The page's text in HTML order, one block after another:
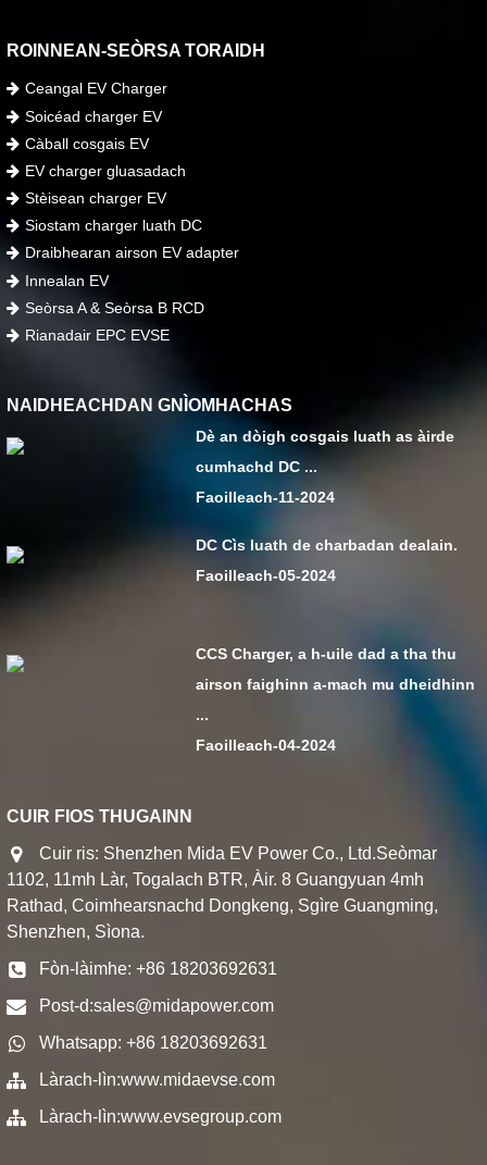
ROINNEAN-SEÒRSA TORAIDH
Ceangal EV Charger
Soicéad charger EV
Càball cosgais EV
EV charger gluasadach
Stèisean charger EV
Siostam charger luath DC
Draibhearan airson EV adapter
Innealan EV
Seòrsa A & Seòrsa B RCD
Rianadair EPC EVSE
NAIDHEACHDAN GNÌOMHACHAS
Dè an dòigh cosgais luath as àirde
cumhachd DC ...
Faoilleach-11-2024
DC Cìs luath de charbadan dealain.
Faoilleach-05-2024
CCS Charger, a h-uile dad a tha thu
airson faighinn a-mach mu dheidhinn
...
Faoilleach-04-2024
CUIR FIOS THUGAINN
Cuir ris: Shenzhen Mida EV Power Co., Ltd.Seòmar
1102, 11mh Làr, Togalach BTR, Àir. 8 Guangyuan 4mh
Rathad, Coimhearsnachd Dongkeng, Sgìre Guangming,
Shenzhen, Sìona.
Fòn-làimhe: +86 18203692631
Post-d:sales@midapower.com
Whatsapp: +86 18203692631
Làrach-lìn:www.midaevse.com
Làrach-lìn:www.evsegroup.com